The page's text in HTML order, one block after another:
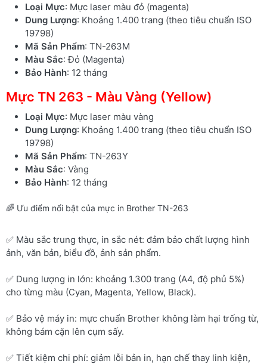
Loại Mực: Mực laser màu đỏ (magenta)
Dung Lượng: Khoảng 1.400 trang (theo tiêu chuẩn ISO
19798)
Mã Sản Phẩm: TN-263M
Màu Sắc: Đỏ (Magenta)
Bảo Hành: 12 tháng
Mực TN 263 - Màu Vàng (Yellow)
Loại Mực: Mực laser màu vàng
Dung Lượng: Khoảng 1.400 trang (theo tiêu chuẩn ISO
19798)
Mã Sản Phẩm: TN-263Y
Màu Sắc: Vàng
Bảo Hành: 12 tháng
🌈 Ưu điểm nổi bật của mực in Brother TN-263
✅ Màu sắc trung thực, in sắc nét: đảm bảo chất lượng hình
ảnh, văn bản, biểu đồ, ảnh sản phẩm.
✅ Dung lượng in lớn: khoảng 1.300 trang (A4, độ phủ 5%)
cho từng màu (Cyan, Magenta, Yellow, Black).
✅ Bảo vệ máy in: mực chuẩn Brother không làm hại trống từ,
không bám cặn lên cụm sấy.
✅ Tiết kiệm chi phí: giảm lỗi bản in, hạn chế thay linh kiện,